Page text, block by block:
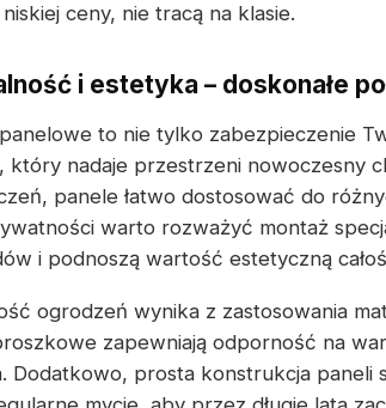
ceny, nie tracą na klasie.
i estetyka – doskonałe
to nie tylko zabezpieczenie
który nadaje przestrzeni nowoczesny
panele łatwo dostosować do
warto rozważyć montaż
i podnoszą wartość estetyczną
ogrodzeń wynika z zastosowania
zapewniają odporność na
Dodatkowo, prosta konstrukcja paneli